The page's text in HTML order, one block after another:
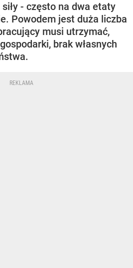
- często na dwa etaty
Powodem jest duża liczba
musi utrzymać,
brak własnych